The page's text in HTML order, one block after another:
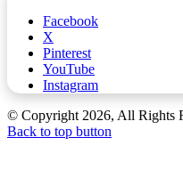
Facebook
X
Pinterest
YouTube
Instagram
© Copyright 2026, All Rights
Back to top button